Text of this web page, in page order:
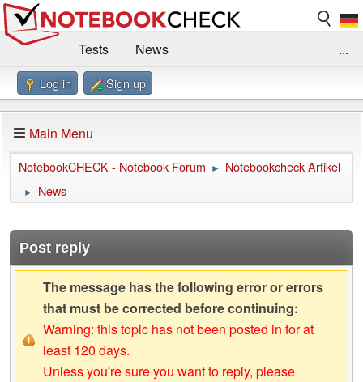
Tests
News
Benchmarks / Technik
Forum
Impressum
...
Log in Sign up
Main Menu
NotebookCHECK - Notebook Forum ► Notebookcheck Artikel
► News
Post reply
The message has the following error or errors
that must be corrected before continuing:
Warning: this topic has not been posted in for at
least 120 days.
Unless you're sure you want to reply, please